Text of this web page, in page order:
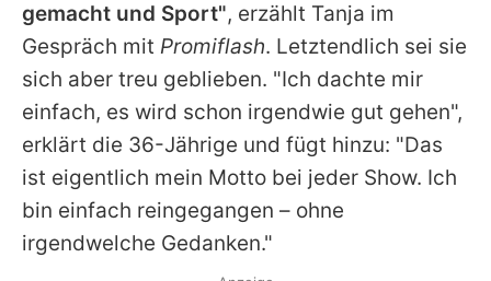
gemacht und Sport", erzählt Tanja im
Gespräch mit Promiflash. Letztendlich sei sie
sich aber treu geblieben. "Ich dachte mir
einfach, es wird schon irgendwie gut gehen",
erklärt die 36-Jährige und fügt hinzu: "Das
ist eigentlich mein Motto bei jeder Show. Ich
bin einfach reingegangen – ohne
irgendwelche Gedanken."